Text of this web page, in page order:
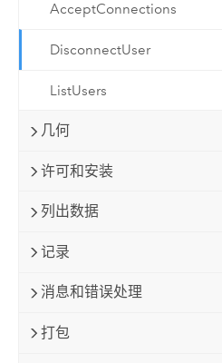
AcceptConnections
DisconnectUser
ListUsers
几何
许可和安装
列出数据
记录
消息和错误处理
打包